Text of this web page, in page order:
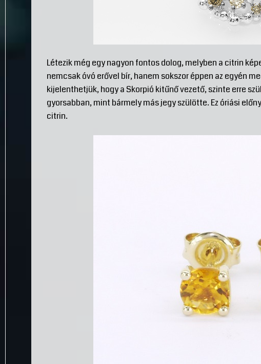
Létezik még egy nagyon fontos dolog, melyben a citrin
nemcsak óvó erővel bír, hanem sokszor éppen az egyén
kijelenthetjük, hogy a Skorpió kitűnő vezető, szinte erre
gyorsabban, mint bármely más jegy szülötte. Ez óriási
citrin.